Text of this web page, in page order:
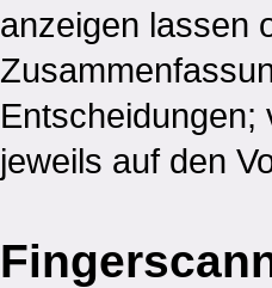
anzeigen lassen
Entscheidungen;
jeweils auf den